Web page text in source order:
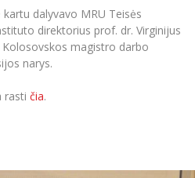
mokslo renginiai
studijos
studijos
centras
darbuotojams
dalyvavo MRU Teisės
direktorius prof. dr. Virginijus
magistro darbo
narys.
rasti čia.